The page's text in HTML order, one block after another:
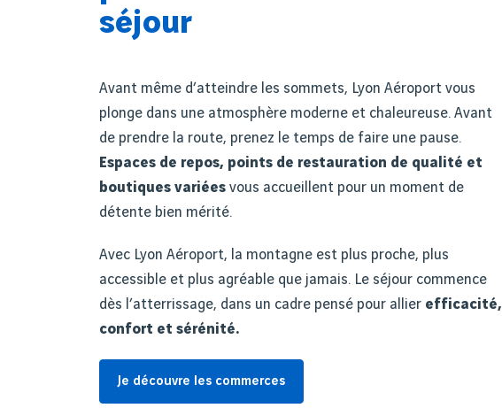
séjour
Avant même d’atteindre les sommets, Lyon Aéroport vous
plonge dans une atmosphère moderne et chaleureuse. Avant
de prendre la route, prenez le temps de faire une pause.
Espaces de repos, points de restauration de qualité et
boutiques variées vous accueillent pour un moment de
détente bien mérité.
Avec Lyon Aéroport, la montagne est plus proche, plus
accessible et plus agréable que jamais. Le séjour commence
dès l’atterrissage, dans un cadre pensé pour allier efficacité,
confort et sérénité.
Je découvre les commerces